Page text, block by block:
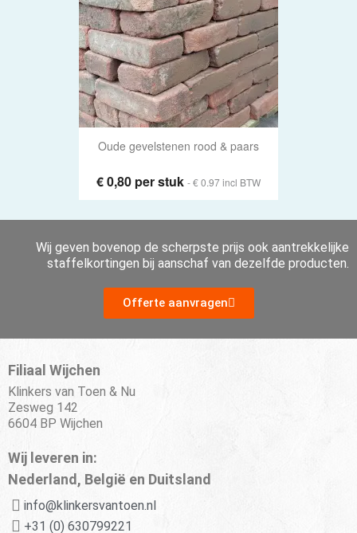
Oude gevelstenen rood & paars
€ 0,80 per stuk - € 0.97 incl BTW
Wij geven bovenop de scherpste prijs ook aantrekkelijke
staffelkortingen bij aanschaf van dezelfde producten.
Offerte aanvragen
Filiaal Wijchen
Klinkers van Toen & Nu
Zesweg 142
6604 BP Wijchen
Wij leveren in:
Nederland, België en Duitsland
info@klinkersvantoen.nl
+31 (0) 630799221